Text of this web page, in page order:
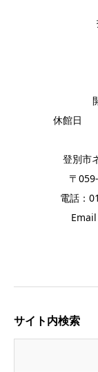
休館日
登別市
〒
電話：
サイト内検索